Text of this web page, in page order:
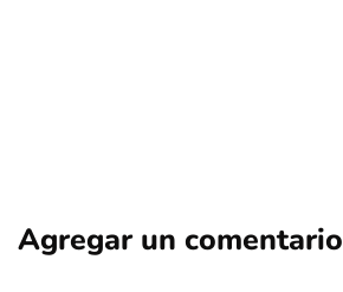
Agregar un comentario